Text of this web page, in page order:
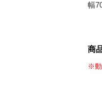
幅
商
※動